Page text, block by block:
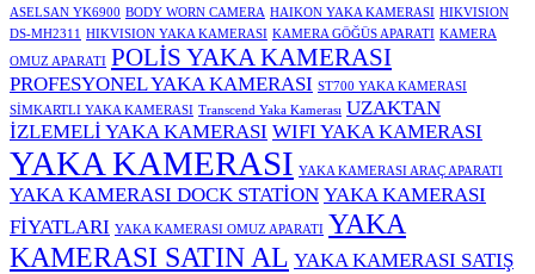
ASELSAN YK6900 BODY WORN CAMERA HAIKON YAKA KAMERASI HIKVISION
DS-MH2311
HIKVISION YAKA KAMERASI KAMERA GÖĞÜS APARATI KAMERA
OMUZ APARATI POLİS YAKA KAMERASI
PROFESYONEL YAKA KAMERASI ST700 YAKA KAMERASI
SİMKARTLI YAKA KAMERASI Transcend Yaka Kamerası UZAKTAN
İZLEMELİ YAKA KAMERASI WIFI YAKA KAMERASI
YAKA KAMERASI YAKA KAMERASI ARAÇ APARATI
YAKA KAMERASI DOCK STATİON YAKA KAMERASI
FİYATLARI YAKA KAMERASI OMUZ APARATI YAKA
KAMERASI SATIN AL YAKA KAMERASI SATIŞ